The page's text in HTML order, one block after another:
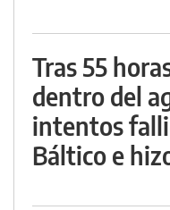
Tras 55
dentro del
intentos
Báltico e